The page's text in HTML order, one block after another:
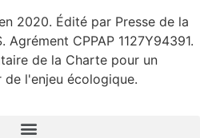
2020. Édité par Presse de la
Agrément CPPAP 1127Y94391.
de la Charte pour un
de l'enjeu écologique.